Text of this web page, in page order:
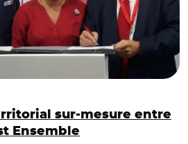
sur-mesure entre
Ensemble